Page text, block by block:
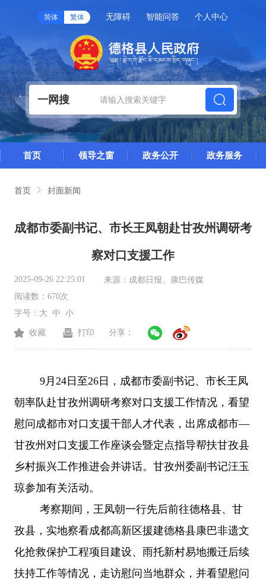
简体 繁体 无障碍 智能问答 个人中心
一网搜
首页 领导之窗 政务公开 政务服务
首页 封面新闻
成都市委副书记、市长王凤朝赴甘孜州调研考
察对口支援工作
2025-09-26 22:25:01 来源： 成都日报、康巴传媒
阅读数： 670次
字号： 大 中 小
收藏 打印 分享：
9月24日至26日，成都市委副书记、市长王凤
朝率队赴甘孜州调研考察对口支援工作情况，看望
慰问成都市对口支援干部人才代表，出席成都市—
甘孜州对口支援工作座谈会暨定点指导帮扶甘孜县
乡村振兴工作推进会并讲话。甘孜州委副书记汪玉
琼参加有关活动。
考察期间，王凤朝一行先后前往德格县、甘
孜县，实地察看成都高新区援建德格县康巴非遗文
化抢救保护工程项目建设、雨托新村易地搬迁后续
扶持工作等情况，走访慰问当地群众，并看望慰问